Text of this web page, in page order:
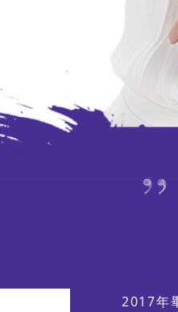
演出及活動回顧
期間限定藝術展演
2017年